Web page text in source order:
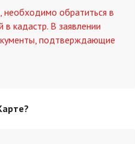
необходимо обратиться в
в кадастр. В заявлении
подтверждающие